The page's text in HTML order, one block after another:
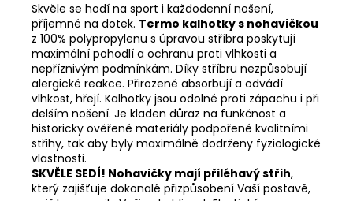
Skvěle se hodí na sport i každodenní nošení,
příjemné na dotek. Termo kalhotky s nohavičkou
z 100% polypropylenu s úpravou stříbra poskytují
maximální pohodlí a ochranu proti vlhkosti a
nepříznivým podmínkám. Díky stříbru nezpůsobují
alergické reakce. Přirozeně absorbují a odvádí
vlhkost, hřejí. Kalhotky jsou odolné proti zápachu i při
delším nošení. Je kladen důraz na funkčnost a
historicky ověřené materiály podpořené kvalitními
střihy, tak aby byly maximálně dodrženy fyziologické
vlastnosti.
SKVĚLE SEDÍ! Nohavičky mají přiléhavý střih,
který zajišťuje dokonalé přizpůsobení Vaší postavě,